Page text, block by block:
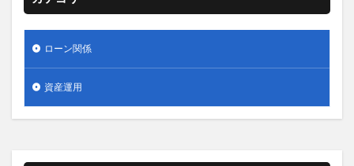
ローン関係
資産運用